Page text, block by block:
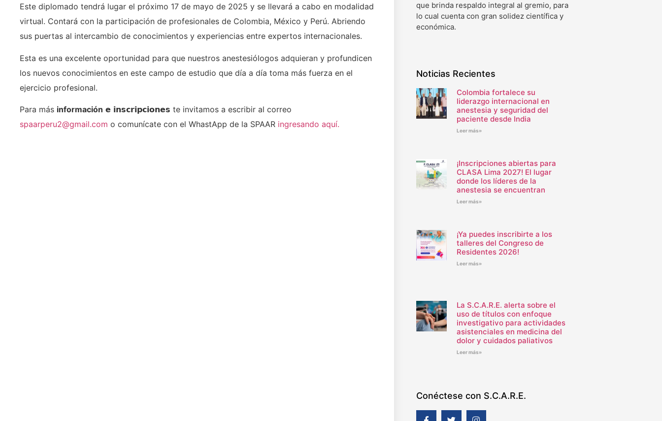
Este diplomado tendrá lugar el próximo 17 de mayo de 2025 y se llevará a cabo en modalidad
virtual. Contará con la participación de profesionales de Colombia, México y Perú. Abriendo
sus puertas al intercambio de conocimientos y experiencias entre expertos internacionales.
Esta es una excelente oportunidad para que nuestros anestesiólogos adquieran y profundicen
los nuevos conocimientos en este campo de estudio que día a día toma más fuerza en el
ejercicio profesional.
Para más información 𝗲 𝗶𝗻𝘀𝗰𝗿𝗶𝗽𝗰𝗶𝗼𝗻𝗲𝘀 te invitamos a escribir al correo
spaarperu2@gmail.com o comunícate con el WhastApp de la SPAAR ingresando aquí.
que brinda respaldo integral al gremio, para
lo cual cuenta con gran solidez científica y
económica.
Noticias Recientes
Colombia fortalece su
liderazgo internacional en
anestesia y seguridad del
paciente desde India
Leer más»
¡Inscripciones abiertas para
CLASA Lima 2027! El lugar
donde los líderes de la
anestesia se encuentran
Leer más»
¡Ya puedes inscribirte a los
talleres del Congreso de
Residentes 2026!
Leer más»
La S.C.A.R.E. alerta sobre el
uso de títulos con enfoque
investigativo para actividades
asistenciales en medicina del
dolor y cuidados paliativos
Leer más»
Conéctese con S.C.A.R.E.